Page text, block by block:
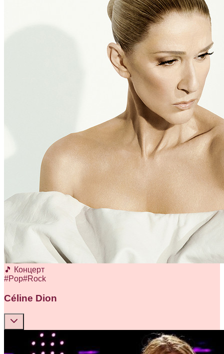
🎵 Концерт
#Pop#Rock
Céline Dion